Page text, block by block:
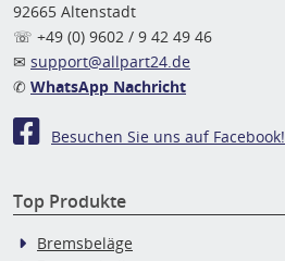
92665 Altenstadt
☏ +49 (0) 9602 / 9 42 49 46
✉ support@allpart24.de
✆ WhatsApp Nachricht
Besuchen Sie uns auf Facebook!
Top Produkte
Bremsbeläge